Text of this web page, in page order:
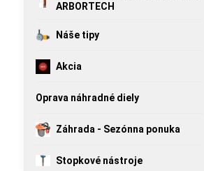
ARBORTECH
Náše tipy
Akcia
Oprava náhradné diely
Záhrada - Sezónna ponuka
Stopkové nástroje